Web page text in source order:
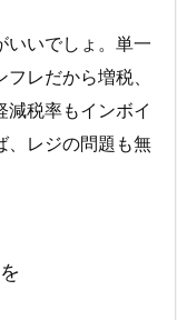
いいでしょ。単一
レだから増税、
減税率もインボイ
、レジの問題も無